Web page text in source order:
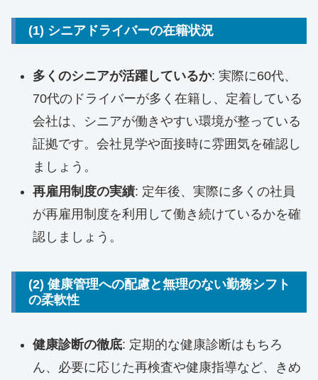
(1) シニアドライバーの在籍状況
多くのシニアが活躍しているか: 実際に60代、
70代のドライバーが多く在籍し、定着している
会社は、シニアが働きやすい環境が整っている
証拠です。会社見学や面接時に雰囲気を確認し
ましょう。
再雇用制度の実績: 定年後、実際に多くの社員
が再雇用制度を利用して働き続けているかを確
認しましょう。
(2) 健康管理への配慮と無理のない勤務シフト
の柔軟性
健康診断の徹底: 定期的な健康診断はもちろ
ん、必要に応じた再検査や健康指導など、きめ